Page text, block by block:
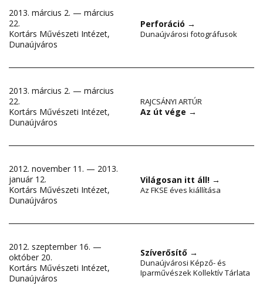
2013. március 2. — március
22.
Kortárs Művészeti Intézet,
Dunaújváros
Perforáció →
Dunaújvárosi fotográfusok
2013. március 2. — március
22.
Kortárs Művészeti Intézet,
Dunaújváros
RAJCSÁNYI ARTÚR
Az út vége →
2012. november 11. — 2013.
január 12.
Kortárs Művészeti Intézet,
Dunaújváros
Világosan itt áll! →
Az FKSE éves kiállítása
2012. szeptember 16. —
október 20.
Kortárs Művészeti Intézet,
Dunaújváros
Szíverősítő →
Dunaújvárosi Képző- és
Iparművészek Kollektív Tárlata